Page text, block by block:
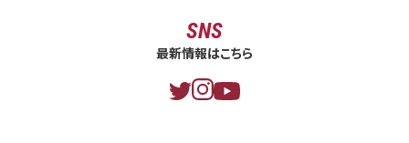
SNS
最新情報はこちら